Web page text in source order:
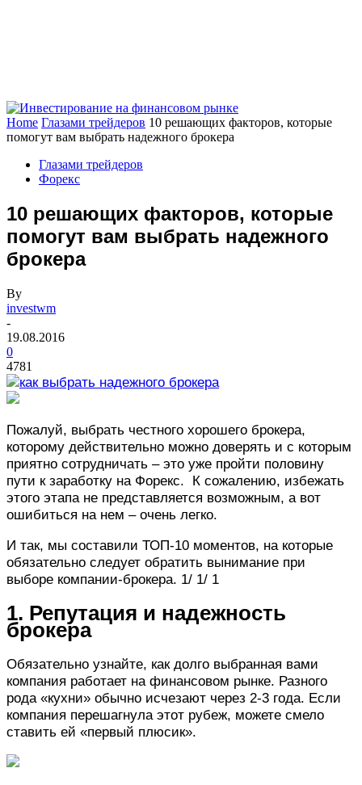
Home Глазами трейдеров 10 решающих факторов, которые
помогут вам выбрать надежного брокера
Глазами трейдеров
Форекс
10 решающих факторов, которые
помогут вам выбрать надежного
брокера
By
investwm
-
19.08.2016
0
4781
Пожалуй, выбрать честного хорошего брокера,
которому действительно можно доверять и с которым
приятно сотрудничать – это уже пройти половину
пути к заработку на Форекс. К сожалению, избежать
этого этапа не представляется возможным, а вот
ошибиться на нем – очень легко.
И так, мы составили ТОП-10 моментов, на которые
обязательно следует обратить вынимание при
выборе компании-брокера. 1/ 1/ 1
1. Репутация и надежность
брокера
Обязательно узнайте, как долго выбранная вами
компания работает на финансовом рынке. Разного
рода «кухни» обычно исчезают через 2-3 года. Если
компания перешагнула этот рубеж, можете смело
ставить ей «первый плюсик».